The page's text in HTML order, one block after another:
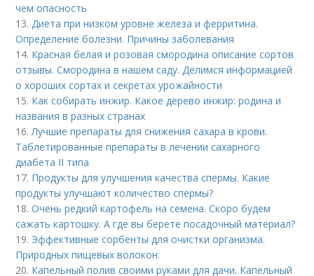
чем опасность
13. Диета при низком уровне железа и ферритина.
Определение болезни. Причины заболевания
14. Красная белая и розовая смородина описание сортов
отзывы. Смородина в нашем саду. Делимся информацией
о хороших сортах и секретах урожайности
15. Как собирать инжир. Какое дерево инжир: родина и
названия в разных странах
16. Лучшие препараты для снижения сахара в крови.
Таблетированные препараты в лечении сахарного
диабета II типа
17. Продукты для улучшения качества спермы. Какие
продукты улучшают количество спермы?
18.Очень редкий картофель на семена. Скоро будем
сажать картошку. А где вы берете посадочный материал?
19. Эффективные сорбенты для очистки организма.
Природных пищевых волокон:
20. Капельный полив своими руками для дачи. Капельный